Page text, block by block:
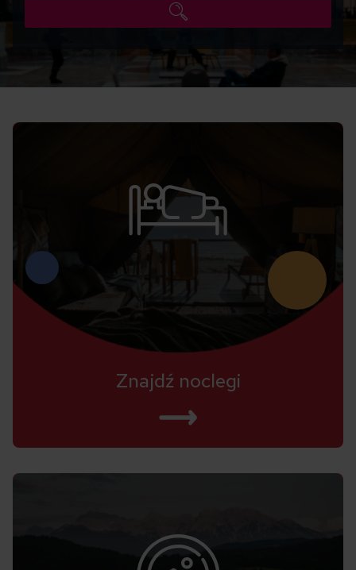
Znajdź noclegi